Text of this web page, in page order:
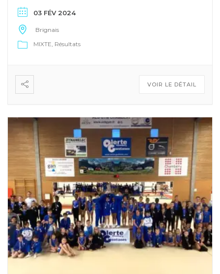
03 FÉV 2024
Brignais
MIXTE Résultats
VOIR LE DÉTAIL